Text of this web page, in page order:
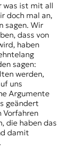
was ist mit all
doch mal an,
sagen. Wir
dass von
haben
sagen:
werden,
uns
Argumente
geändert
Vorfahren
die haben das
damit